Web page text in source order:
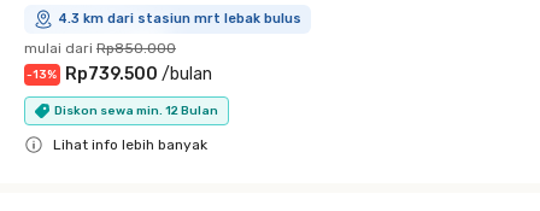
4.3 km dari stasiun mrt lebak bulus
mulai dari Rp850.000
-13% Rp739.500 /bulan
Diskon sewa min. 12 Bulan
Lihat info lebih banyak